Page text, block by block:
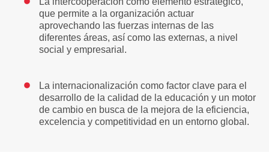
que permite a la organización actuar
aprovechando las fuerzas internas de las
diferentes áreas, así como las externas, a nivel
social y empresarial.
La internacionalización como factor clave para el
desarrollo de la calidad de la educación y un motor
de cambio en busca de la mejora de la eficiencia,
excelencia y competitividad en un entorno global.